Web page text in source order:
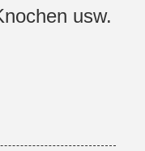
usw.